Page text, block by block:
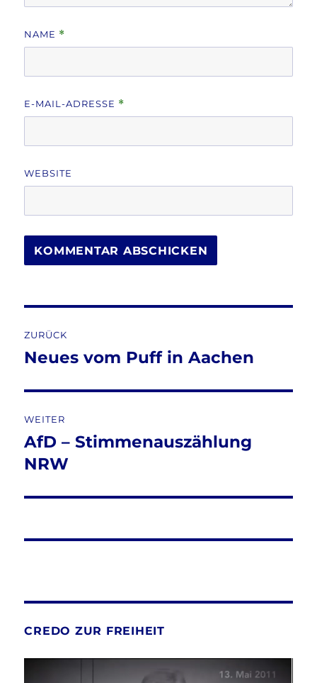
NAME *
E-MAIL-ADRESSE *
WEBSITE
ZURÜCK
Vorheriger
Neues vom Puff in Aachen
WEITER
Nächster
Beitrag:
AfD – Stimmenauszählung
NRW
CREDO ZUR FREIHEIT